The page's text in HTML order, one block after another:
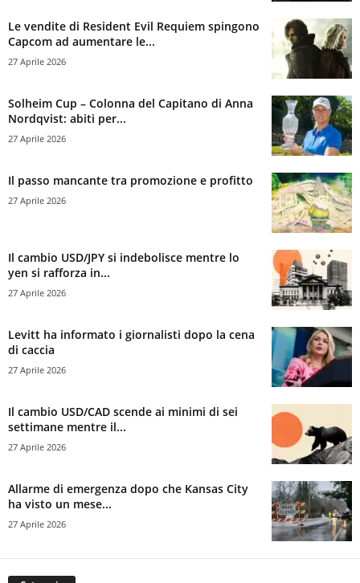
Le vendite di Resident Evil Requiem spingono
Capcom ad aumentare le...
27 Aprile 2026
Solheim Cup – Colonna del Capitano di Anna
Nordqvist: abiti per...
27 Aprile 2026
Il passo mancante tra promozione e profitto
27 Aprile 2026
Il cambio USD/JPY si indebolisce mentre lo
yen si rafforza in...
27 Aprile 2026
Levitt ha informato i giornalisti dopo la cena
di caccia
27 Aprile 2026
Il cambio USD/CAD scende ai minimi di sei
settimane mentre il...
27 Aprile 2026
Allarme di emergenza dopo che Kansas City
ha visto un mese...
27 Aprile 2026